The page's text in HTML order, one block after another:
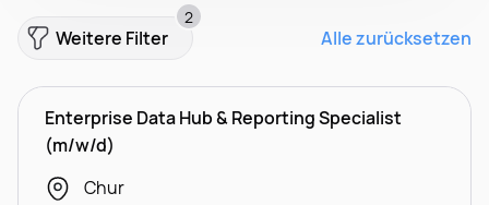
Weitere Filter
2
Alle zurücksetzen
Enterprise Data Hub & Reporting Specialist
(m/w/d)
Chur